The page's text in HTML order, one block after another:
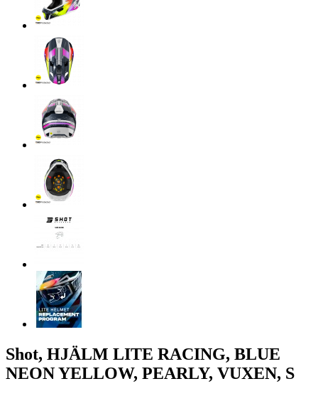
Shot, HJÄLM LITE RACING, BLUE
NEON YELLOW, PEARLY, VUXEN, S